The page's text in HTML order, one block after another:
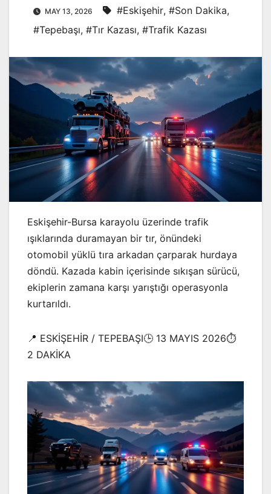
MAY 13, 2026 #Eskişehir, #Son Dakika,
#Tepebaşı, #Tır Kazası, #Trafik Kazası
Eskişehir-Bursa karayolu üzerinde trafik
ışıklarında duramayan bir tır, önündeki
otomobil yüklü tıra arkadan çarparak hurdaya
döndü. Kazada kabin içerisinde sıkışan sürücü,
ekiplerin zamana karşı yarıştığı operasyonla
kurtarıldı.
📍 ESKİŞEHİR / TEPEBAŞI🕒 13 MAYIS 2026⏱️
2 DAKİKA